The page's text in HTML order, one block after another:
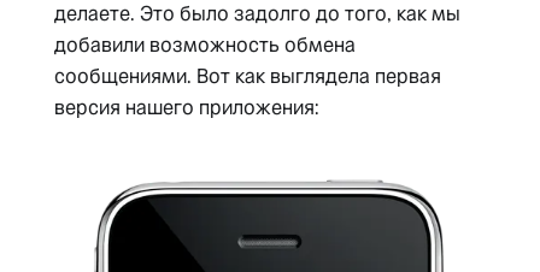
делаете. Это было задолго до того, как мы
добавили возможность обмена
сообщениями. Вот как выглядела первая
версия нашего приложения: